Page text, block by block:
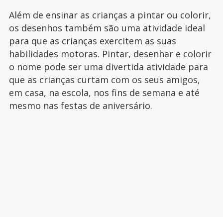
Além de ensinar as crianças a pintar ou colorir,
os desenhos também são uma atividade ideal
para que as crianças exercitem as suas
habilidades motoras. Pintar, desenhar e colorir
o nome pode ser uma divertida atividade para
que as crianças curtam com os seus amigos,
em casa, na escola, nos fins de semana e até
mesmo nas festas de aniversário.